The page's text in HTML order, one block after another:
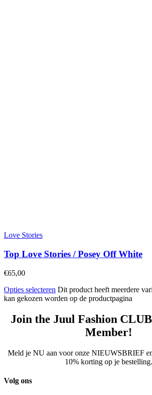
Love Stories
Top Love Stories / Posey Off White
€65,00
Opties selecteren Dit product heeft meerdere
kan gekozen worden op de productpagina
Join the Juul Fashion
Member!
Meld je NU aan voor onze NIEUWSBRIEF
10% korting op je bestelling.
Volg ons